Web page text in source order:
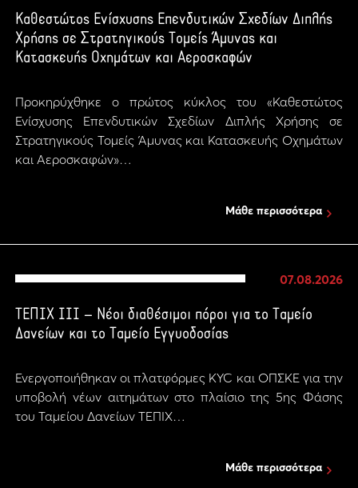
Καθεστώτος Ενίσχυσης Επενδυτικών Σχεδίων Διπλής
Χρήσης σε Στρατηγικούς Τομείς Άμυνας και
Κατασκευής Οχημάτων και Αεροσκαφών
Προκηρύχθηκε ο πρώτος κύκλος του «Καθεστώτος
Ενίσχυσης Επενδυτικών Σχεδίων Διπλής Χρήσης σε
Στρατηγικούς Τομείς Άμυνας και Κατασκευής Οχημάτων
και Αεροσκαφών»…
Μάθε περισσότερα
07.08.2026
ΤΕΠΙΧ ΙΙΙ – Νέοι διαθέσιμοι πόροι για το Ταμείο
Δανείων και το Ταμείο Εγγυοδοσίας
Ενεργοποιήθηκαν οι πλατφόρμες KYC και ΟΠΣΚΕ για την
υποβολή νέων αιτημάτων στο πλαίσιο της 5ης Φάσης
του Ταμείου Δανείων ΤΕΠΙΧ…
Μάθε περισσότερα